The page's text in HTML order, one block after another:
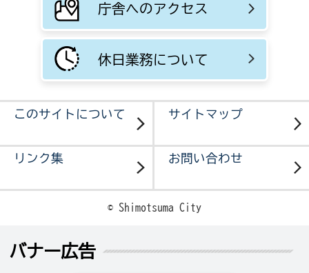
庁舎へのアクセス
休日業務について
このサイトについて サイトマップ
リンク集 お問い合わせ
© Shimotsuma City
バナー広告